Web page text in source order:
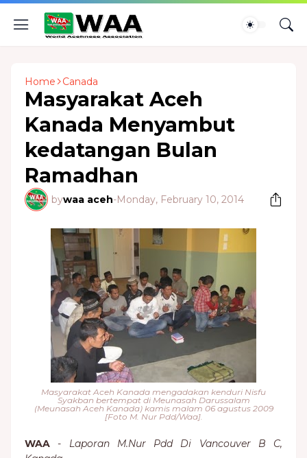
Home Canada
Masyarakat Aceh
Kanada Menyambut
kedatangan Bulan
Ramadhan
bywaa aceh-Monday, February 10, 2014
Masyarakat Aceh Kanada mengadakan kenduri Nisfu
Syakban bertempat di Meunasah Darussalam
(Meunasah Aceh Kanada) kamis malam 06 agustus 2009
[Foto M. Nur Pdd/Waa].
WAA- Laporan M.Nur Pdd Di Vancouver B C,